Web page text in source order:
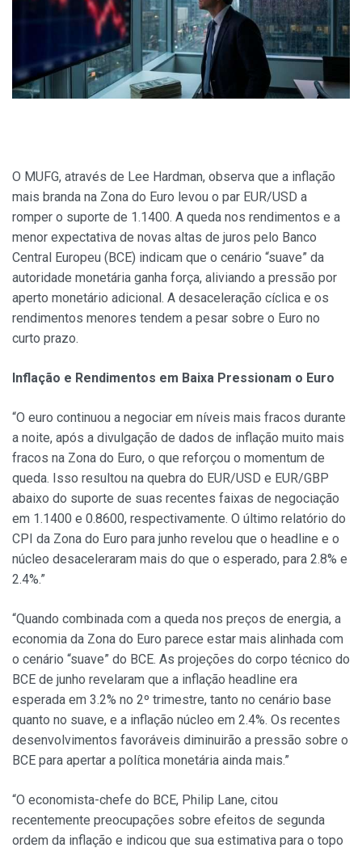
O MUFG, através de Lee Hardman, observa que a inflação
mais branda na Zona do Euro levou o par EUR/USD a
romper o suporte de 1.1400. A queda nos rendimentos e a
menor expectativa de novas altas de juros pelo Banco
Central Europeu (BCE) indicam que o cenário “suave” da
autoridade monetária ganha força, aliviando a pressão por
aperto monetário adicional. A desaceleração cíclica e os
rendimentos menores tendem a pesar sobre o Euro no
curto prazo.
Inflação e Rendimentos em Baixa Pressionam o Euro
“O euro continuou a negociar em níveis mais fracos durante
a noite, após a divulgação de dados de inflação muito mais
fracos na Zona do Euro, o que reforçou o momentum de
queda. Isso resultou na quebra do EUR/USD e EUR/GBP
abaixo do suporte de suas recentes faixas de negociação
em 1.1400 e 0.8600, respectivamente. O último relatório do
CPI da Zona do Euro para junho revelou que o headline e o
núcleo desaceleraram mais do que o esperado, para 2.8% e
2.4%.”
“Quando combinada com a queda nos preços de energia, a
economia da Zona do Euro parece estar mais alinhada com
o cenário “suave” do BCE. As projeções do corpo técnico do
BCE de junho revelaram que a inflação headline era
esperada em 3.2% no 2º trimestre, tanto no cenário base
quanto no suave, e a inflação núcleo em 2.4%. Os recentes
desenvolvimentos favoráveis diminuirão a pressão sobre o
BCE para apertar a política monetária ainda mais.”
“O economista-chefe do BCE, Philip Lane, citou
recentemente preocupações sobre efeitos de segunda
ordem da inflação e indicou que sua estimativa para o topo